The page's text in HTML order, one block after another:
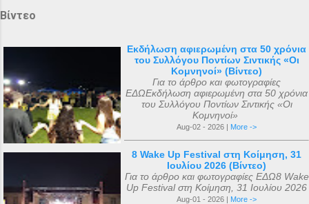
Βίντεο
Εκδήλωση αφιερωμένη στα 50 χρόνια
του Συλλόγου Ποντίων Σιντικής «Οι
Κομνηνοί» (Βίντεο)
Για το άρθρο και φωτογραφίες
ΕΔΩΕκδήλωση αφιερωμένη στα 50 χρόνια
του Συλλόγου Ποντίων Σιντικής «Οι
Κομνηνοί»
Aug-02 - 2026 | More ->
8 Wake Up Festival στη Κοίμηση, 31
Ιουλίου 2026 (Βίντεο)
Για το άρθρο και φωτογραφίες ΕΔΩ8 Wake
Up Festival στη Κοίμηση, 31 Ιουλίου 2026
Aug-01 - 2026 | More ->